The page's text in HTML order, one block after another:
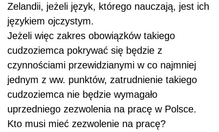
Zelandii, jeżeli język, którego nauczają, jest ich
językiem ojczystym.
Jeżeli więc zakres obowiązków takiego
cudzoziemca pokrywać się będzie z
czynnościami przewidzianymi w co najmniej
jednym z ww. punktów, zatrudnienie takiego
cudzoziemca nie będzie wymagało
uprzedniego zezwolenia na pracę w Polsce.
Kto musi mieć zezwolenie na pracę?